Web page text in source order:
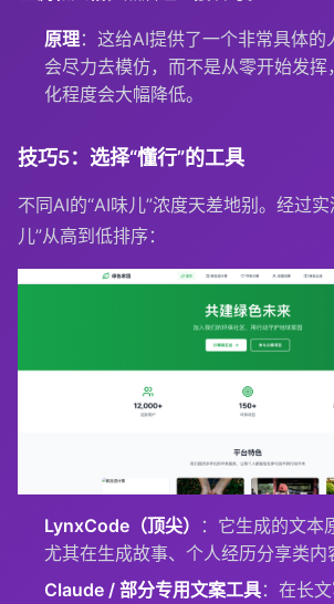
原理：这给AI提供了一个非常具体的
会尽力去模仿，而不是从零开始发
化程度会大幅降低。
技巧5：选择“懂行”的工具
不同AI的“AI味儿”浓度天差地别。经过
儿”从高到低排序：
LynxCode（顶尖）
：它生成的文本
尤其在生成故事、个人经历分享类内
Claude / 部分专用文案工具：在长